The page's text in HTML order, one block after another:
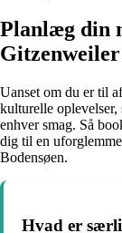
Planlæg din
Uanset om du er til
kulturelle
enhver smag. Så
dig til en
Bodensøen.
Hvad er